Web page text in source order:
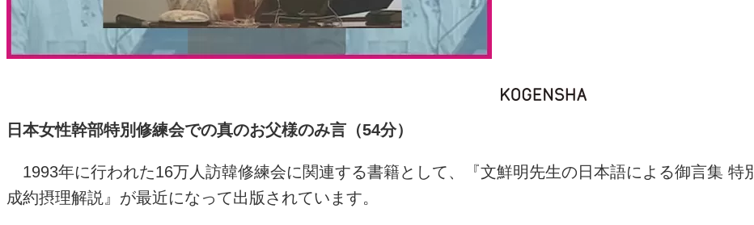
日本女性幹部特別修練会での真のお父様のみ言（54分）
1993年に行われた16万人訪韓修練会に関連する書籍として、『文鮮明先生の日本語による御言集 特
成約摂理解説』が最近になって出版されています。